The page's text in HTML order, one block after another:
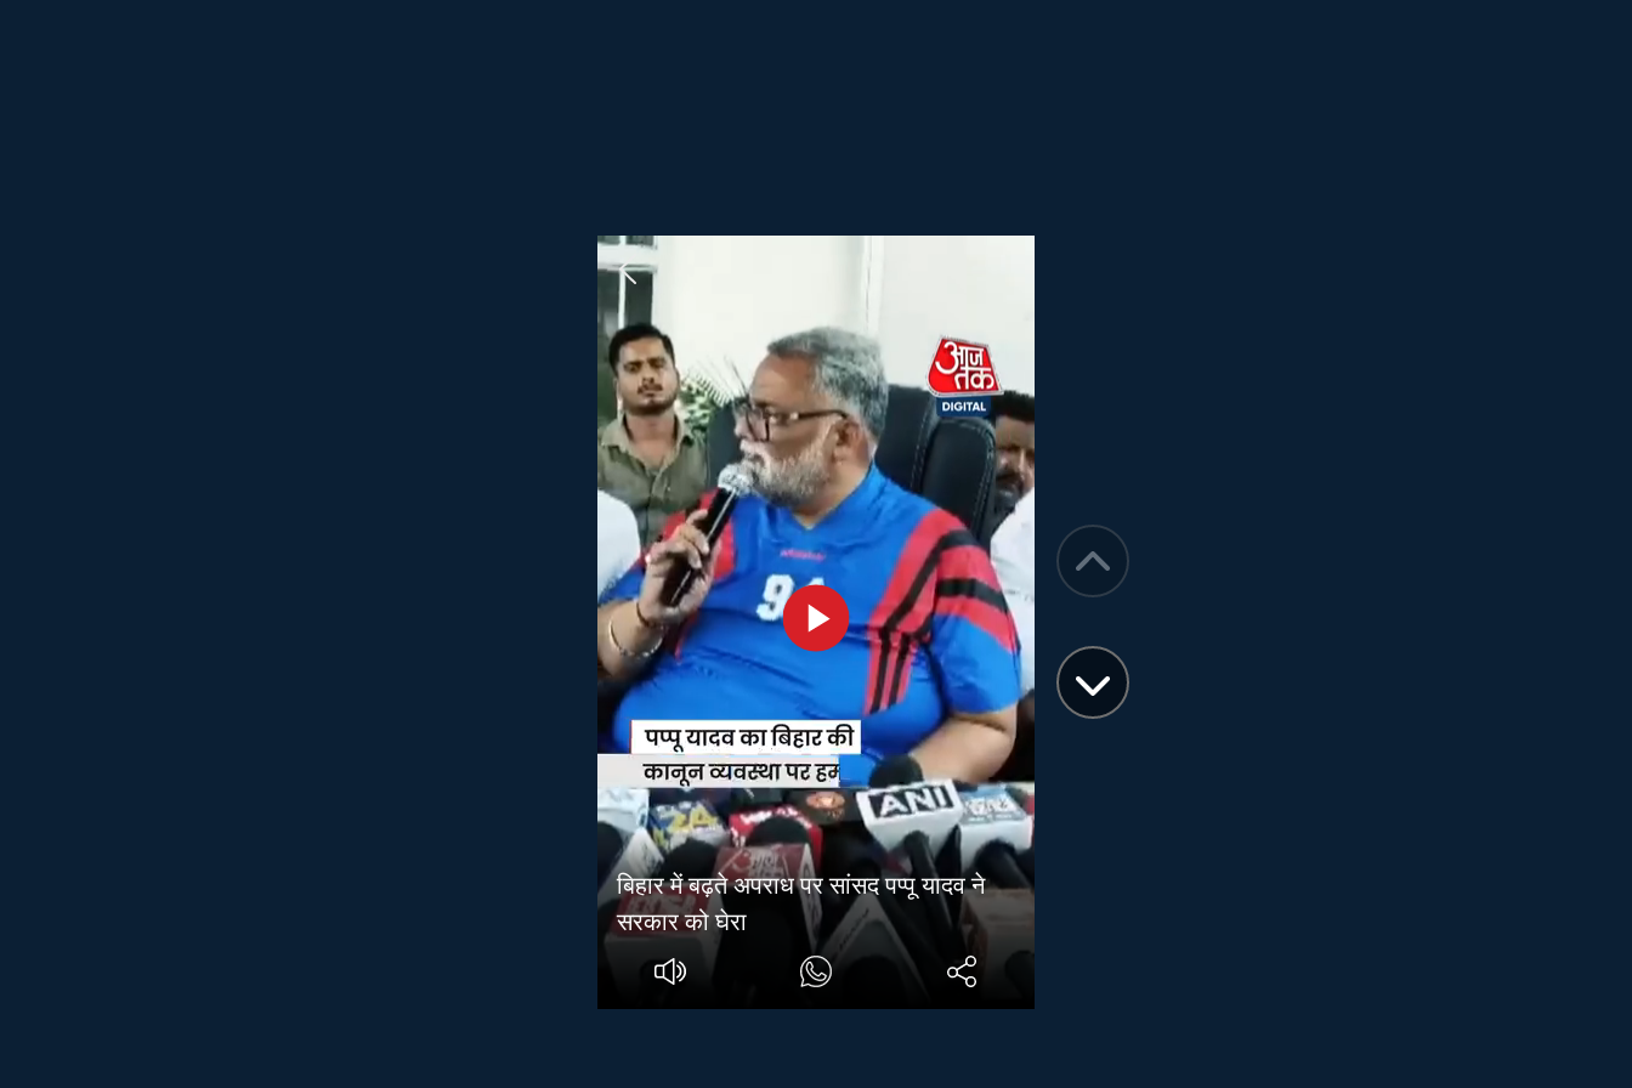
बिहार में बढ़ते अपराध पर सांसद पप्पू यादव ने
सरकार को घेरा